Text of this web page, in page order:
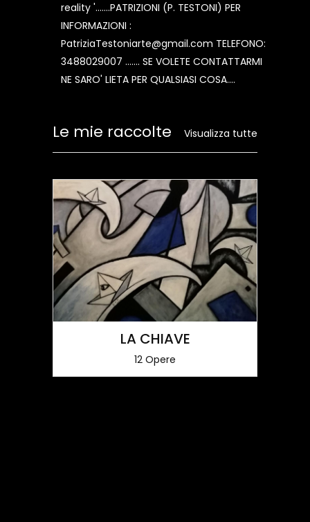
reality '.......PATRIZIONI (P. TESTONI) PER
INFORMAZIONI :
PatriziaTestoniarte@gmail.com TELEFONO:
3488029007 ....... SE VOLETE CONTATTARMI
NE SARO' LIETA PER QUALSIASI COSA....
Visualizza tutte
Le mie raccolte
LA CHIAVE
12 Opere